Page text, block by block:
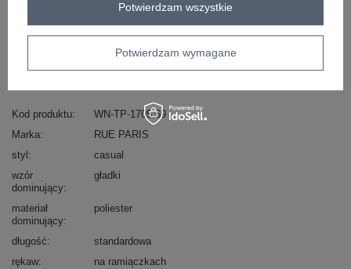
Masz pytanie? Chętnie pomożemy.
Zadzwoń+48 601 547 740 Zadaj pytanie
Kod produktu
WN-TP-1705.69
Marka
RUE PARIS
styl
casual
wzór
dominujący
gładki
materiał
dominujący
poliester
długość
standardowa
rękaw
na ramiączkach
Potwierdzam wymagane
Potwierdzam wszystkie